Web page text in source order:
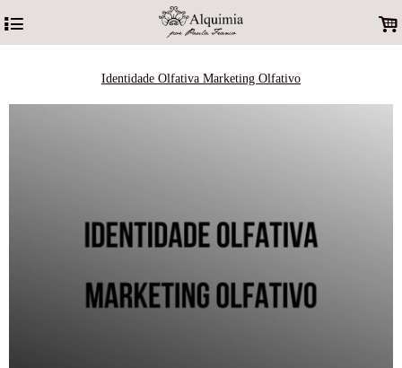
4 .
Identidade Olfativa Marketing Olfativo